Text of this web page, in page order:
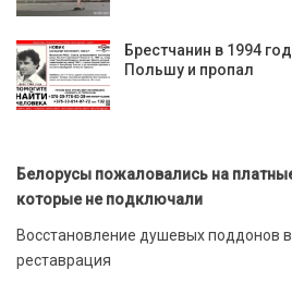
Брестчанин в 1994
Польшу и пропал
Белорусы пожаловались на
которые не подключали
Восстановление душевых поддонов
реставрация